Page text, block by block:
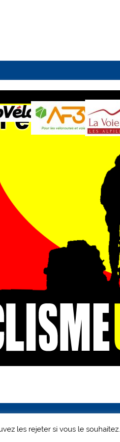
les rejeter si vous le souhaitez.